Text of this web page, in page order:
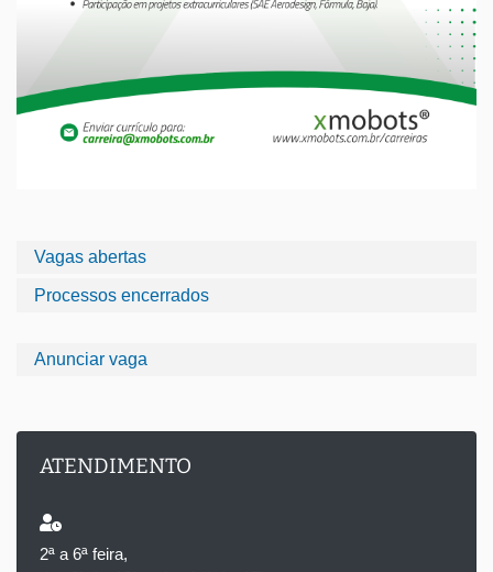
Vagas abertas
Processos encerrados
Anunciar vaga
ATENDIMENTO
2ª a 6ª feira,